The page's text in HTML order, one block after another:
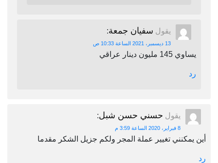
يقول سفيان جمعة:
13 ديسمبر، 2021 الساعة 10:33 ص
يساوي 145 مليون دينار عراقي
رد
يقول حسني حسن شبل:
8 فبراير، 2020 الساعة 3:59 م
أين يمكنني تغيير عملة المجر ولكم جزيل الشكر مقدما
رد